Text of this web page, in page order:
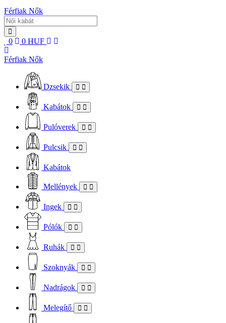
Férfiak Nők
0 0 HUF
Férfiak Nők
Dzsekik
Kabátok
Pulóverek
Pulcsik
Kabátok
Mellények
Ingek
Pólók
Ruhák
Szoknyák
Nadrágok
Melegítő